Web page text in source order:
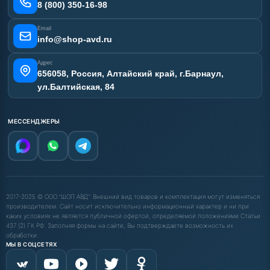
Карта сайта
8 (800) 350-16-98
Email
info@shop-avd.ru
Адрес
656058, Россия, Алтайский край, г.Барнаул,
ул.Балтийская, 84
МЕССЕНДЖЕРЫ
2017-2025 © ООО "ШОП АВД". Внешний вид товаров и комплектация могут изменяться
производителем. Сайт носит исключительно информационный характер и ни при
каких условиях не является публичной офертой, определяемой положениями Статьи
437 (2) ГК РФ. Заполняя формы на сайте, Вы подтверждаете возможность их
обработки.
МЫ В СОЦСЕТЯХ